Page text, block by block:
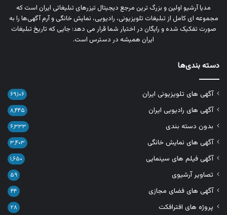
مدیا آرشیو اولین و بزرگ‌ ترین مرجع دیجیتال تیزرهای تبلیغاتی ایران است که
مجموعه‌ ای کامل از تبلیغات تلویزیونی، رادیویی، نمایش خانگی و آرم‌ آگهی‌ها را به‌
صورت تفکیک‌ شده و رایگان در اختیار شما قرار می‌ دهد؛ جایی که تاریخ تبلیغات
ایران همیشه در دسترس است.
دسته بندی‌ها
آگهی های تلویزیونی ایران ۶۹,۱۰۶
آگهی های رادیویی ایران ۸,۴۴۵
بدون دسته بندی ۶,۳۳۳
آگهی های نمایش خانگی ۳,۴۰۳
آگهی فیلم های سینمایی ۱,۶۵۰
تصاویر آرشیوی ۵۹
آگهی های فضای مجازی ۴۴
پروژه های افترافکت ۲۸